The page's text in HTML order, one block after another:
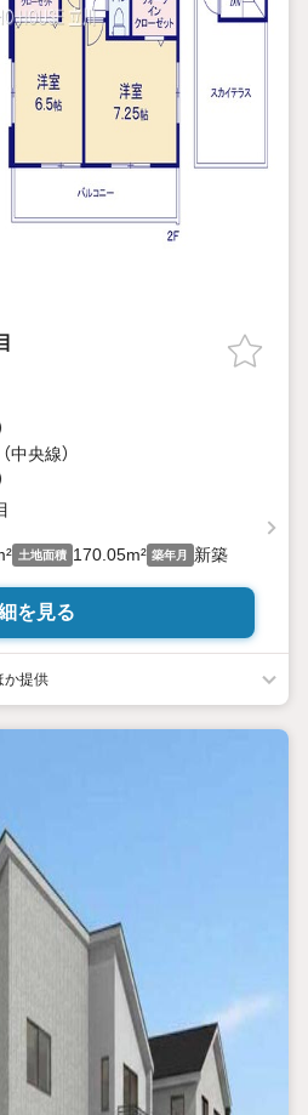
中央線）
土地面積 170.05m² 築年月 新築
を見る
か提供